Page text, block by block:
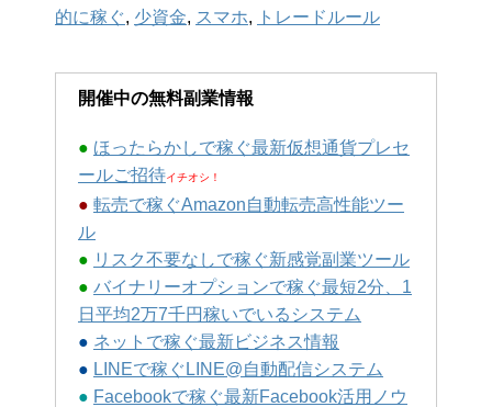
的に稼ぐ, 少資金, スマホ, トレードルール
開催中の無料副業情報
● ほったらかしで稼ぐ最新仮想通貨プレセ
ールご招待イチオシ！
● 転売で稼ぐAmazon自動転売高性能ツー
ル
● リスク不要なしで稼ぐ新感覚副業ツール
● バイナリーオプションで稼ぐ最短2分、1
日平均2万7千円稼いでいるシステム
● ネットで稼ぐ最新ビジネス情報
● LINEで稼ぐLINE@自動配信システム
● Facebookで稼ぐ最新Facebook活用ノウ